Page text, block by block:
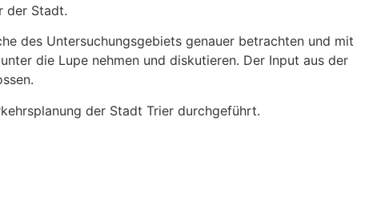
der Stadt.
des Untersuchungsgebiets genauer betrachten und mit
die Lupe nehmen und diskutieren. Der Input aus der
der Stadt Trier durchgeführt.